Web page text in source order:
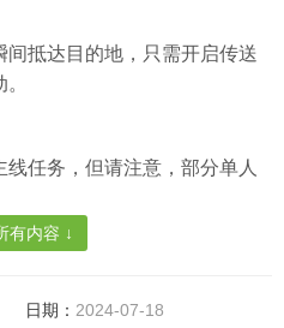
抵达目的地，只需开启传送
任务，但请注意，部分单人
有内容 ↓
日期： 2024-07-18